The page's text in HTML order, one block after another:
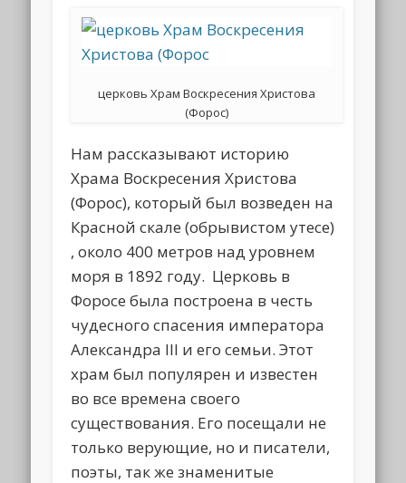
церковь Храм Воскресения Христова
(Форос)
Нам рассказывают историю
Храма Воскресения Христова
(Форос), который был возведен на
Красной скале (обрывистом утесе)
, около 400 метров над уровнем
моря в 1892 году. Церковь в
Форосе была построена в честь
чудесного спасения императора
Александра III и его семьи. Этот
храм был популярен и известен
во все времена своего
существования. Его посещали не
только верующие, но и писатели,
поэты, так же знаменитые